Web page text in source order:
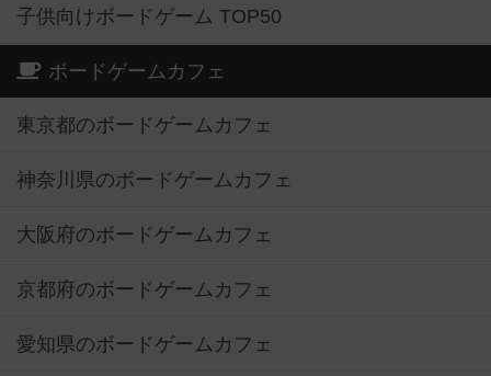
子供向けボードゲーム TOP50
ボードゲームカフェ
東京都のボードゲームカフェ
神奈川県のボードゲームカフェ
大阪府のボードゲームカフェ
京都府のボードゲームカフェ
愛知県のボードゲームカフェ